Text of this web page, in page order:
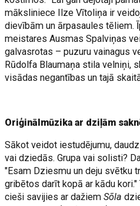
māksliniece Ilze Vītoliņa ir
dievībām un ārpasaules tēliem.
meistares Ausmas Spalviņas
galvasrotas – puzuru vainagus
Rūdolfa Blaumaņa stila velniņi,
visādas negantības un tajā
Oriģinālmūzika ar dziļām
Sākot veidot iestudējumu,
vai dziedās. Grupa vai solisti?
"Esam Dziesmu un deju svētku
gribētos darīt kopā ar kādu
cieši savijies ar dažiemSõla